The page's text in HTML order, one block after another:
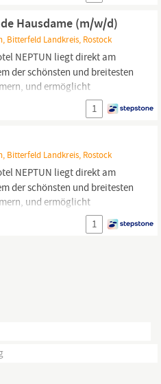
fantastischen und
Hausdame (m/w/d)
Bitterfeld Landkreis, Rostock
NEPTUN liegt direkt am
der schönsten und breitesten
und ermöglicht
Gäste. Aus allen 338
dem Tagungs- und
fantastischen und
1
Bitterfeld Landkreis, Rostock
NEPTUN liegt direkt am
der schönsten und breitesten
und ermöglicht
Gäste. Aus allen 338
dem Tagungs- und
1